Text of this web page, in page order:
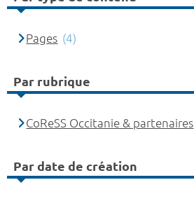
Pages (4)
Par rubrique
CoReSS Occitanie & partenaires
Par date de création